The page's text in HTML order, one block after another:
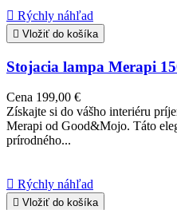
 Rýchly náhľad
 Vložiť do košíka
Stojacia lampa Merapi
Cena 199,00 €
Získajte si do vášho interiéru
Merapi od Good&Mojo. Táto
prírodného...
 Rýchly náhľad
 Vložiť do košíka